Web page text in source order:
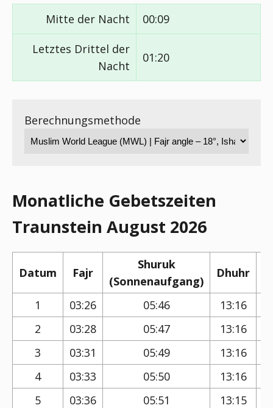
Mitte der Nacht 00:09
Letztes Drittel der
Nacht
01:20
Berechnungsmethode
Monatliche Gebetszeiten
Traunstein August 2026
Datum Fajr
Shuruk
(Sonnenaufgang)
Dhuhr
1
03:26 05:46 13:16
2
03:28 05:47 13:16
3
03:31 05:49 13:16
4
03:33 05:50 13:16
5
03:36 05:51 13:15